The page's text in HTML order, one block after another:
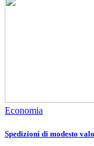
Economia
Spedizioni di modesto